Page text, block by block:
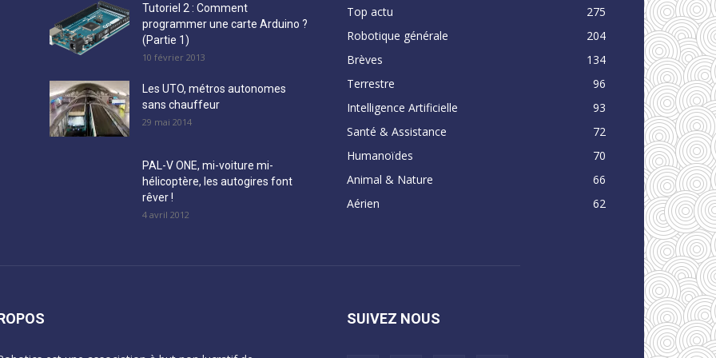
Tutoriel 2 : Comment
programmer une carte Arduino ?
(Partie 1)
10 février 2013
Les UTO, métros autonomes
sans chauffeur
29 mai 2014
PAL-V ONE, mi-voiture mi-
hélicoptère, les autogires font
rêver !
4 avril 2012
Top actu
275
Robotique générale
204
Brèves
134
Terrestre
96
Intelligence Artificielle
93
Santé & Assistance
72
Humanoïdes
70
Animal & Nature
66
Aérien
62
SUIVEZ NOUS